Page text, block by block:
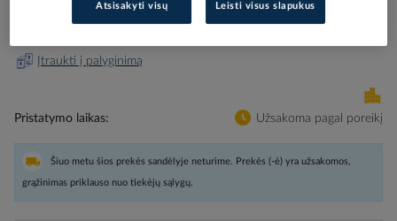
Įtraukti į palyginimą
Pristatymo laikas Užsakoma pagal poreikį
Šiuo metu šios prekės sandėlyje neturime. Prekės (-ė) yra užsakomos,
grąžinimas priklauso nuo tiekėjų sąlygų.
Atsisakyti visų Leisti visus slapukus